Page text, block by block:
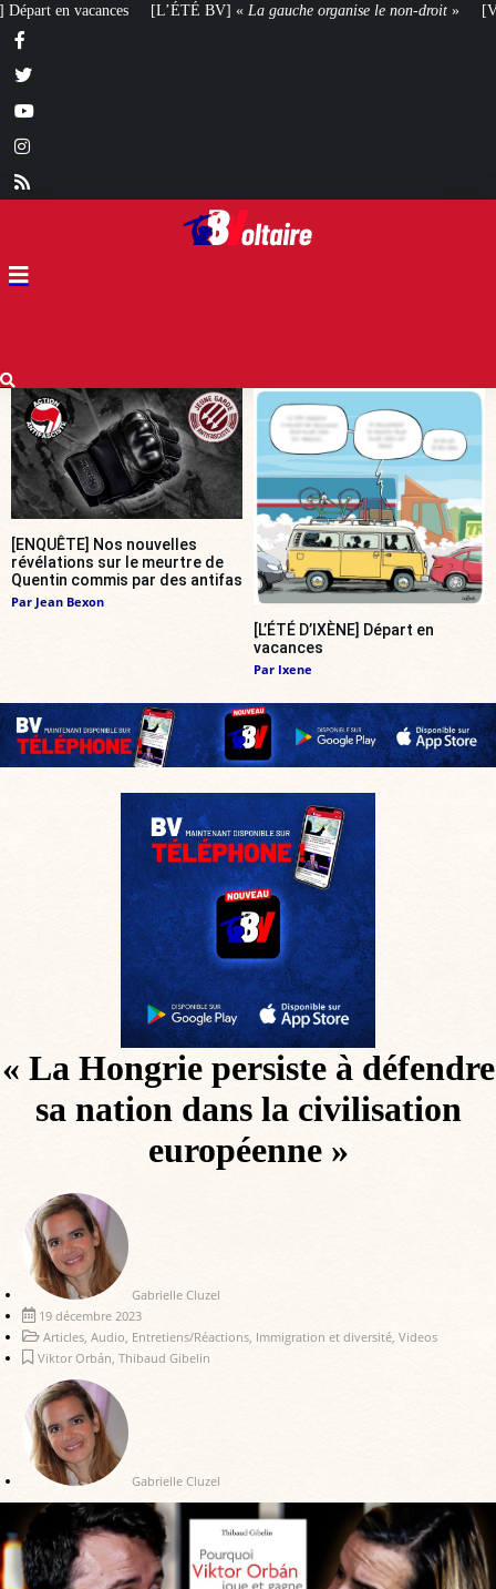
«La gauche organise le non-droit» [VOTRE AVIS] Yaël Braun-Pivet
[ENQUÊTE] Nos nouvelles
révélations sur le meurtre de
Quentin commis par des antifas
Par Jean Bexon
[L’ÉTÉ D’IXÈNE] Départ en
vacances
Par Ixene
« La Hongrie persiste à défendre
sa nation dans la civilisation
européenne »
Gabrielle Cluzel
19 décembre 2023
Articles, Audio, Entretiens/Réactions, Immigration et diversité, Videos
Viktor Orbán, Thibaud Gibelin
Gabrielle Cluzel